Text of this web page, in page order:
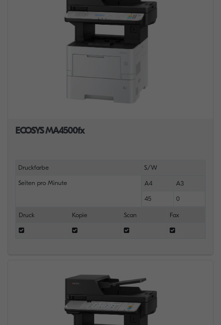
ECOSYS MA4500fx
Druckfarbe S/W
Seiten pro Minute A4 A3
45 0
Druck Kopie Scan Fax